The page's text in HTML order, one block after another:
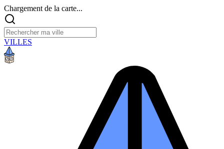
Chargement de la carte...
VILLES